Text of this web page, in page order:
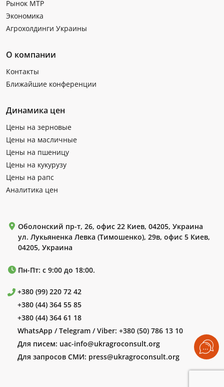
Рынок МТР
Экономика
Агрохолдинги Украины
О компании
Контакты
Ближайшие конференции
Динамика цен
Цены на зерновые
Цены на масличные
Цены на пшеницу
Цены на кукурузу
Цены на рапс
Аналитика цен
Оболонский пр-т, 26, офис 22 Киев, 04205, Украина
ул. Лукьяненка Левка (Тимошенко), 29в, офис 5 Киев,
04205, Украина
Пн-Пт: с 9:00 до 18:00.
+380 (99) 220 72 42
+380 (44) 364 55 85
+380 (44) 364 61 18
WhatsApp / Telegram / Viber: +380 (50) 786 13 10
Для писем: uac-info@ukragroconsult.org
Для запросов СМИ: press@ukragroconsult.org